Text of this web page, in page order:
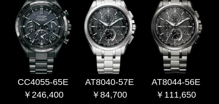
CC4055-65E
￥246,400
AT8040-57E
￥84,700
AT8044-56E
￥111,650